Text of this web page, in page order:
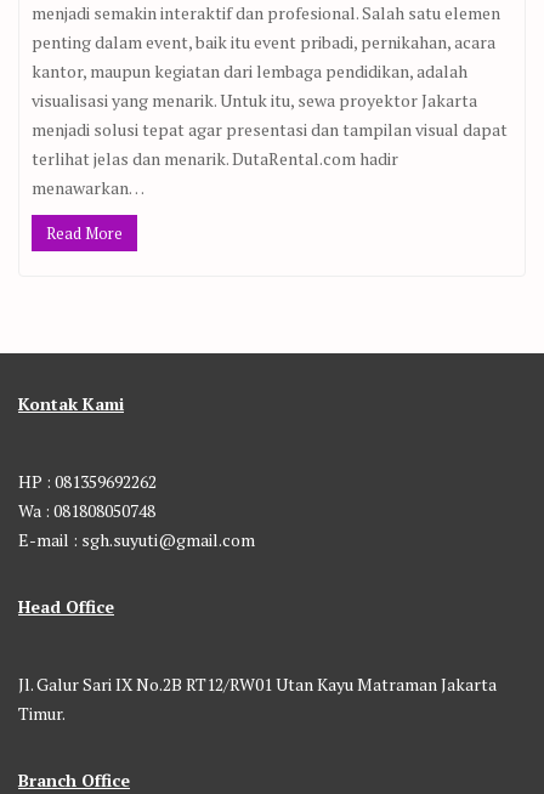
menjadi semakin interaktif dan profesional. Salah satu elemen
penting dalam event, baik itu event pribadi, pernikahan, acara
kantor, maupun kegiatan dari lembaga pendidikan, adalah
visualisasi yang menarik. Untuk itu, sewa proyektor Jakarta
menjadi solusi tepat agar presentasi dan tampilan visual dapat
terlihat jelas dan menarik. DutaRental.com hadir
menawarkan…
Read More
Kontak Kami
HP : 081359692262
Wa : 081808050748
E-mail : sgh.suyuti@gmail.com
Head Office
Jl. Galur Sari IX No.2B RT12/RW01 Utan Kayu Matraman Jakarta
Timur.
Branch Office